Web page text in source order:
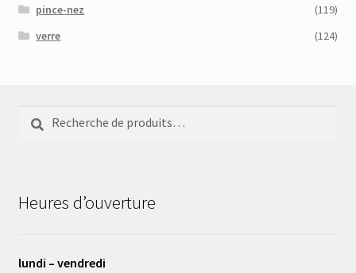
pince-nez
(119)
verre
(124)
pour :
Heures d’ouverture
lundi – vendredi